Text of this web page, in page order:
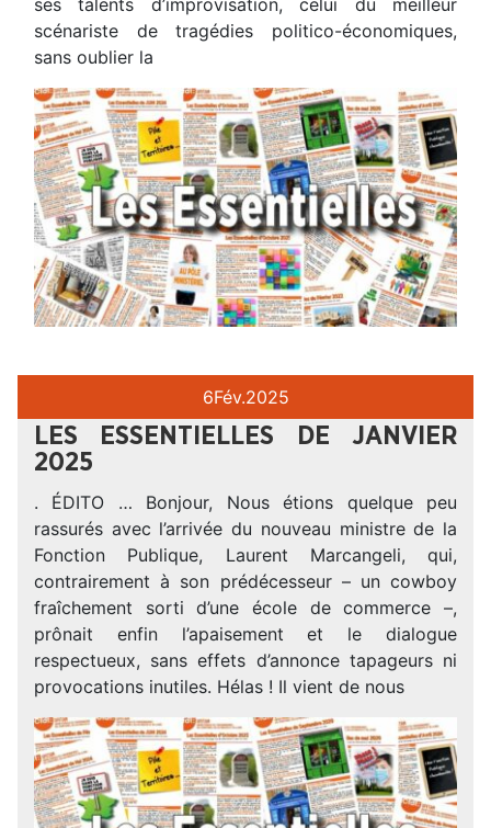
scénariste de tragédies politico-économiques,
sans oublier la
6Fév.2025
LES ESSENTIELLES DE JANVIER
2025
. ÉDITO … Bonjour, Nous étions quelque peu
rassurés avec l’arrivée du nouveau ministre de la
Fonction Publique, Laurent Marcangeli, qui,
contrairement à son prédécesseur – un cowboy
fraîchement sorti d’une école de commerce –,
prônait enfin l’apaisement et le dialogue
respectueux, sans effets d’annonce tapageurs ni
provocations inutiles. Hélas ! Il vient de nous